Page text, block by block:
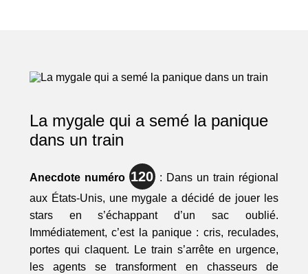
La mygale qui a semé la panique
dans un train
Anecdote numéro 120: Dans un train régional
aux États-Unis, une mygale a décidé de jouer les
stars en s’échappant d’un sac oublié.
Immédiatement, c’est la panique : cris, reculades,
portes qui claquent. Le train s’arrête en urgence,
les agents se transforment en chasseurs de